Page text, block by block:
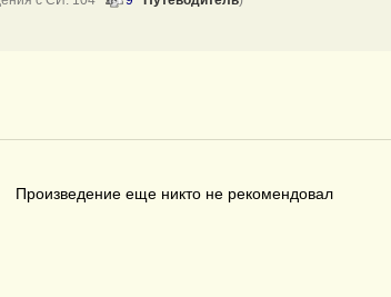
Произведение еще никто не рекомендовал